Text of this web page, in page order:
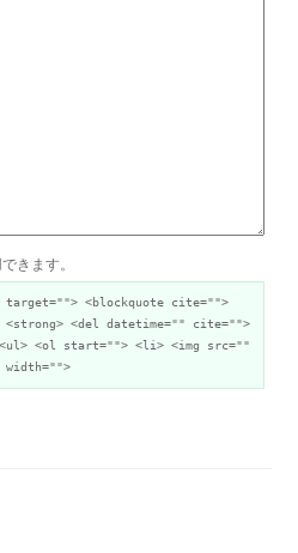
きます。
<blockquote cite="">
<strong> <del datetime="" cite="">
<ol start=""> <li> <img src=""